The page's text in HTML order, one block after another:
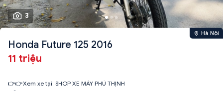
3
Hà Nội
Honda Future 125 2016
11 triệu
👉👉Xem xe tại: SHOP XE MÁY PHÚ THỊNH